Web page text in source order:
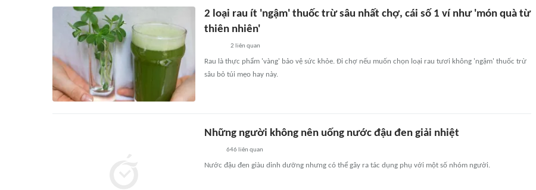
2 loại rau ít 'ngậm' thuốc trừ sâu nhất chợ, cái số 1 ví như 'món quà từ
thiên nhiên'
2 liên quan
Rau là thực phẩm 'vàng' bảo vệ sức khỏe. Đi chợ nếu muốn chọn loại rau tươi không 'ngậm' thuốc trừ
sâu bỏ túi mẹo hay này.
Những người không nên uống nước đậu đen giải nhiệt
646 liên quan
Nước đậu đen giàu dinh dưỡng nhưng có thể gây ra tác dụng phụ với một số nhóm người.